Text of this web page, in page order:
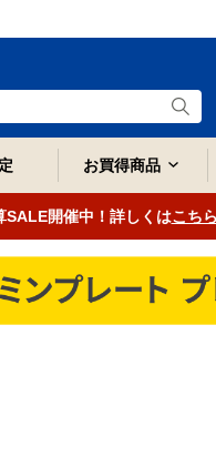
お買得商品
SALE開催中！詳しくはこちら